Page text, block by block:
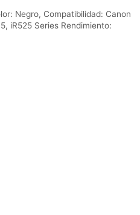
Negro, Compatibilidad: Canon
iR525 Series Rendimiento: